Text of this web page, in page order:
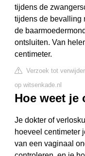
tijdens de
tijdens de bevalling
de
ontsluiten. Van
centimeter.
Verzoek tot
op witsenkade.nl
Hoe weet je
Je dokter of
hoeveel centimeter
van een vaginaal